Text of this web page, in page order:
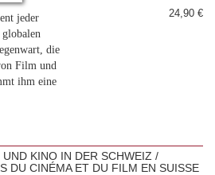
jeder
die
Film und
ihm eine
24,90 €
KINO IN DER SCHWEIZ /
DU CINÉMA ET DU FILM EN SUISSE